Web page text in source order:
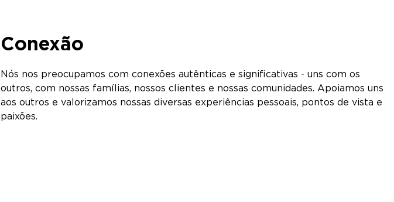
Conexão
Nós nos preocupamos com conexões autênticas e significativas - uns com os
outros, com nossas famílias, nossos clientes e nossas comunidades. Apoiamos uns
aos outros e valorizamos nossas diversas experiências pessoais, pontos de vista e
paixões.